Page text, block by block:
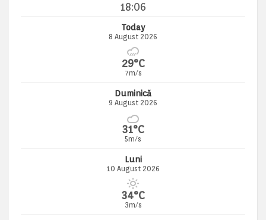
18:06
Today
8 August 2026
29°C
7m/s
Duminică
9 August 2026
31°C
5m/s
Luni
10 August 2026
34°C
3m/s